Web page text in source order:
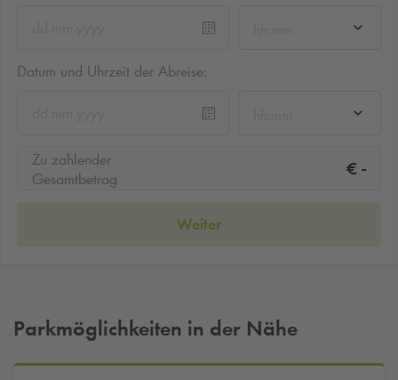
Datum und Uhrzeit der Abreise:
Zu zahlender
Gesamtbetrag
€ -
Weiter
Parkmöglichkeiten in der Nähe